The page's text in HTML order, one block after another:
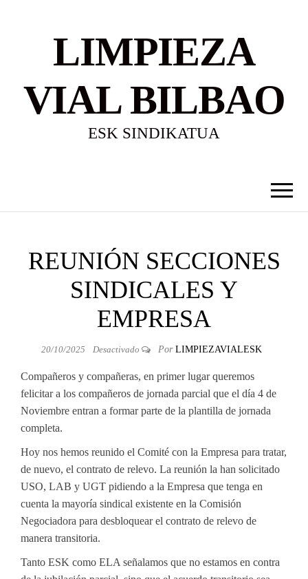
LIMPIEZA
VIAL BILBAO
ESK SINDIKATUA
REUNIÓN SECCIONES
SINDICALES Y
EMPRESA
20/10/2025 Desactivado Por LIMPIEZAVIALESK
Compañeros y compañeras, en primer lugar queremos
felicitar a los compañeros de jornada parcial que el día 4 de
Noviembre entran a formar parte de la plantilla de jornada
completa.
Hoy nos hemos reunido el Comité con la Empresa para tratar,
de nuevo, el contrato de relevo. La reunión la han solicitado
USO, LAB y UGT pidiendo a la Empresa que tenga en
cuenta la mayoría sindical existente en la Comisión
Negociadora para desbloquear el contrato de relevo de
manera transitoria.
Tanto ESK como ELA señalamos que no estamos en contra